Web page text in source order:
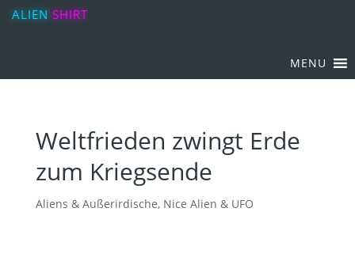
ALIEN SHIRT
MENU
Weltfrieden zwingt Erde
zum Kriegsende
Aliens & Außerirdische, Nice Alien & UFO